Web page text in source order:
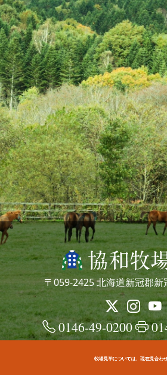
〒059-2425 北海道新冠郡新
0146-49-0200
牧場見学については、現在見合わ